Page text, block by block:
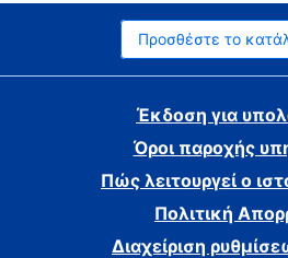
Προσθέστε το
Έκδοση για
Όροι παροχής
Πώς λειτουργεί ο
Πολιτική
Διαχείριση